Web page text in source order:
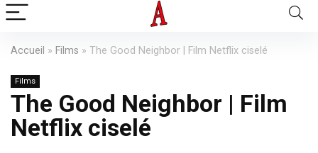
Accueil » Films » The Good Neighbor | Film Netflix ciselé
Films
The Good Neighbor | Film
Netflix ciselé